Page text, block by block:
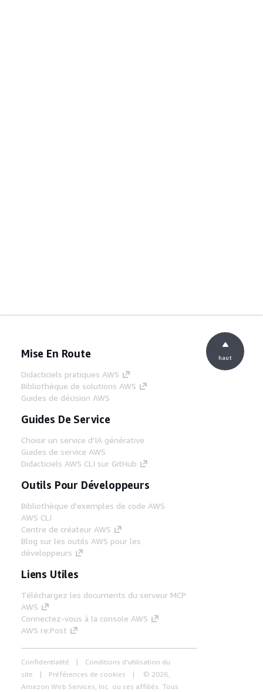
Mise En Route
Didacticiels pratiques AWS
Bibliothèque de solutions AWS
Guides de décision AWS
Guides De Service
Choisir un service d'IA générative
Guides de service AWS
Didacticiels AWS CLI sur GitHub
Outils Pour Développeurs
Bibliothèque d'exemples de code AWS
AWS CLI
Centre de créateur AWS
Blog sur les outils AWS pour les
développeurs
Liens Utiles
Téléchargez les documents du serveur MCP
AWS
Connectez-vous à la console AWS
AWS re:Post
Confidentialité
Conditions d'utilisation du
site
Préférences de cookies
© 2026,
Amazon Web Services, Inc. ou ses affiliés. Tous
haut